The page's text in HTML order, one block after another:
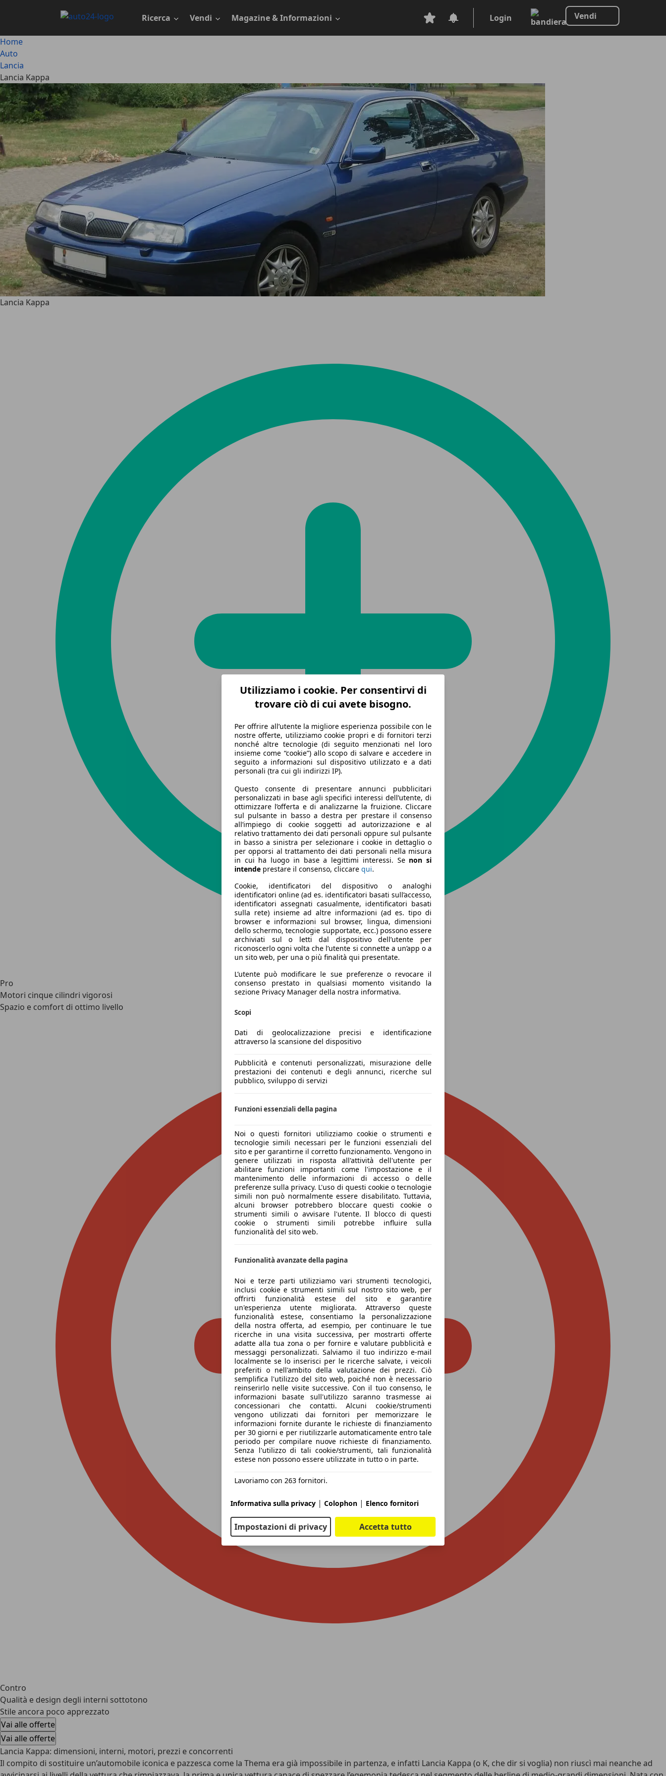
principale
Ricerca Vendi Magazine & Informazioni Login Vendi
Home
Auto
Lancia
Lancia Kappa
Lancia Kappa
Pro
Motori cinque cilindri vigorosi
Spazio e comfort di ottimo livello
Contro
Qualità e design degli interni sottotono
Stile ancora poco apprezzato
Vai alle offerte
Vai alle offerte
Lancia Kappa: dimensioni, interni, motori, prezzi e concorrenti
Il compito di sostituire un’automobile iconica e pazzesca come la Thema era già impossibile in partenza, e infatti Lancia Kappa (o K, che dir si voglia) non riuscì mai neanche ad
Utilizziamo i cookie. Per consentirvi di
trovare ciò di cui avete bisogno.
Per offrire all’utente la migliore esperienza possibile con le
nostre offerte, utilizziamo cookie propri e di fornitori terzi
nonché altre tecnologie (di seguito menzionati nel loro
insieme come “cookie”) allo scopo di salvare e accedere in
seguito a informazioni sul dispositivo utilizzato e a dati
personali (tra cui gli indirizzi IP).
Questo consente di presentare annunci pubblicitari
personalizzati in base agli specifici interessi dell’utente, di
ottimizzare l’offerta e di analizzarne la fruizione. Cliccare
sul pulsante in basso a destra per prestare il consenso
all’impiego di cookie soggetti ad autorizzazione e al
relativo trattamento dei dati personali oppure sul pulsante
in basso a sinistra per selezionare i cookie in dettaglio o
per opporsi al trattamento dei dati personali nella misura
in cui ha luogo in base a legittimi interessi. Se non si
intende prestare il consenso, cliccare qui.
Cookie, identificatori del dispositivo o analoghi
identificatori online (ad es. identificatori basati sull’accesso,
identificatori assegnati casualmente, identificatori basati
sulla rete) insieme ad altre informazioni (ad es. tipo di
browser e informazioni sul browser, lingua, dimensioni
dello schermo, tecnologie supportate, ecc.) possono essere
archiviati sul o letti dal dispositivo dell’utente per
riconoscerlo ogni volta che l’utente si connette a un’app o a
un sito web, per una o più finalità qui presentate.
L’utente può modificare le sue preferenze o revocare il
consenso prestato in qualsiasi momento visitando la
sezione Privacy Manager della nostra informativa.
Scopi
Dati di geolocalizzazione precisi e identificazione
attraverso la scansione del dispositivo
Pubblicità e contenuti personalizzati, misurazione delle
prestazioni dei contenuti e degli annunci, ricerche sul
pubblico, sviluppo di servizi
Funzioni essenziali della pagina
Noi o questi fornitori utilizziamo cookie o strumenti e
tecnologie simili necessari per le funzioni essenziali del
sito e per garantirne il corretto funzionamento. Vengono in
genere utilizzati in risposta all'attività dell'utente per
abilitare funzioni importanti come l'impostazione e il
mantenimento delle informazioni di accesso o delle
preferenze sulla privacy. L'uso di questi cookie o tecnologie
simili non può normalmente essere disabilitato. Tuttavia,
alcuni browser potrebbero bloccare questi cookie o
strumenti simili o avvisare l'utente. Il blocco di questi
cookie o strumenti simili potrebbe influire sulla
funzionalità del sito web.
Funzionalità avanzate della pagina
Noi e terze parti utilizziamo vari strumenti tecnologici,
inclusi cookie e strumenti simili sul nostro sito web, per
offrirti funzionalità estese del sito e garantire
un'esperienza utente migliorata. Attraverso queste
funzionalità estese, consentiamo la personalizzazione
della nostra offerta, ad esempio, per continuare le tue
ricerche in una visita successiva, per mostrarti offerte
adatte alla tua zona o per fornire e valutare pubblicità e
messaggi personalizzati. Salviamo il tuo indirizzo e-mail
localmente se lo inserisci per le ricerche salvate, i veicoli
preferiti o nell'ambito della valutazione dei prezzi. Ciò
semplifica l'utilizzo del sito web, poiché non è necessario
reinserirlo nelle visite successive. Con il tuo consenso, le
informazioni basate sull'utilizzo saranno trasmesse ai
concessionari che contatti. Alcuni cookie/strumenti
vengono utilizzati dai fornitori per memorizzare le
informazioni fornite durante le richieste di finanziamento
per 30 giorni e per riutilizzarle automaticamente entro tale
periodo per compilare nuove richieste di finanziamento.
Senza l'utilizzo di tali cookie/strumenti, tali funzionalità
estese non possono essere utilizzate in tutto o in parte.
Lavoriamo con 263 fornitori.
Informativa sulla privacy | Colophon | Elenco fornitori
Impostazioni di privacy Accetta tutto